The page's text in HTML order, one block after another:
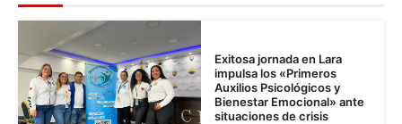
Exitosa jornada en Lara
impulsa los «Primeros
Auxilios Psicológicos y
Bienestar Emocional» ante
situaciones de crisis